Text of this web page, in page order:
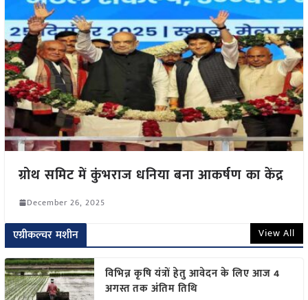
ग्रोथ समिट में कुंभराज धनिया बना आकर्षण का केंद्र
December 26, 2025
एग्रीकल्चर मशीन View All
विभिन्न कृषि यंत्रों हेतु आवेदन के लिए आज 4
अगस्त तक अंतिम तिथि